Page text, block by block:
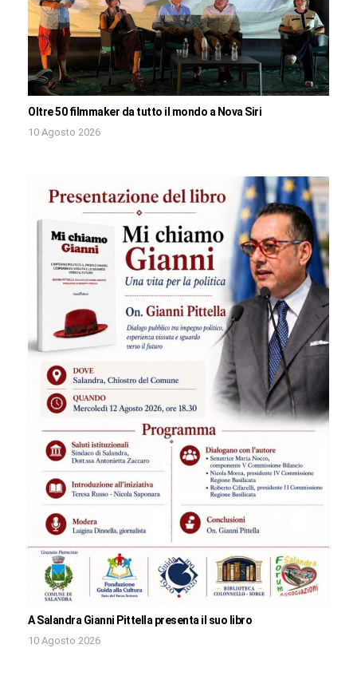
Oltre 50 filmmaker da tutto il mondo a Nova Siri
10 Agosto 2026
A Salandra Gianni Pittella presenta il suo libro
10 Agosto 2026